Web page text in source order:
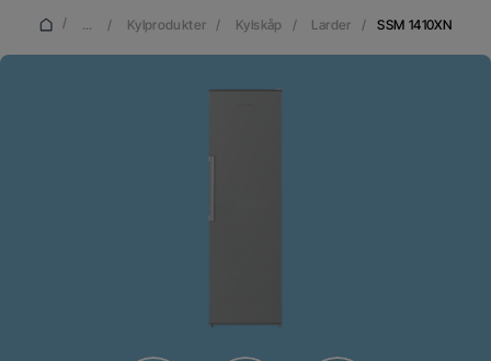
/ ... / Kylprodukter / Kylskåp / Larder / SSM 1410XN